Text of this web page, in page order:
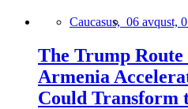
Caucasus, 06 avqust,
The Trump Route
Armenia
Could Transform